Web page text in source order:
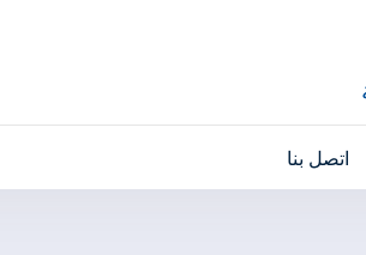
اتصل بنا